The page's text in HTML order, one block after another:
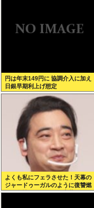
円は年末149円に 協調介入に加え
日銀早期利上げ想定
よくも私にフェラさせた！天幕の
ジャードゥーガルのように復讐燃
える女性。ジャンポケ斎藤2500万